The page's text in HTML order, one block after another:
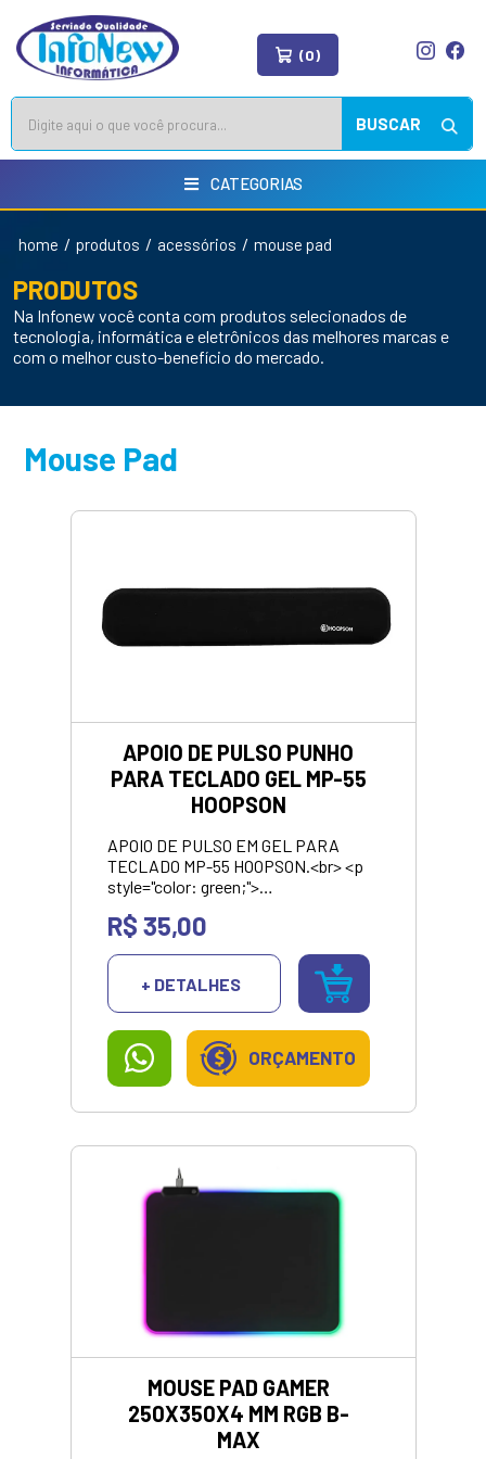
(0)
BUSCAR
CATEGORIAS
home / produtos / acessórios / mouse pad
PRODUTOS
Na Infonew você conta com produtos selecionados de
tecnologia, informática e eletrônicos das melhores marcas e
com o melhor custo-benefício do mercado.
Mouse Pad
APOIO DE PULSO PUNHO
PARA TECLADO GEL MP-55
HOOPSON
APOIO DE PULSO EM GEL PARA
TECLADO MP-55 HOOPSON.<br> <p
style="color: green;">
SOMENTE NO
R$ 35,00
+ DETALHES
ORÇAMENTO
MOUSE PAD GAMER
250X350X4 MM RGB B-
MAX